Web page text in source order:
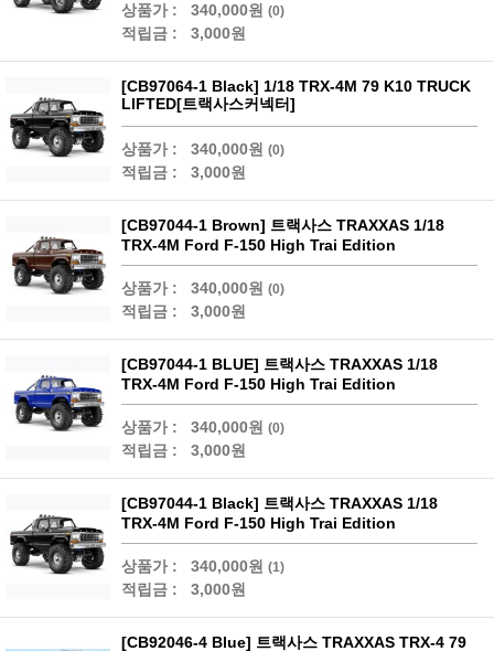
상품가 : 340,000원 (0)
적립금 : 3,000원
[CB97064-1 Black] 1/18 TRX-4M 79 K10 TRUCK
LIFTED[트랙사스커넥터]
상품가 : 340,000원 (0)
적립금 : 3,000원
[CB97044-1 Brown] 트랙사스 TRAXXAS 1/18
TRX-4M Ford F-150 High Trai Edition
상품가 : 340,000원 (0)
적립금 : 3,000원
[CB97044-1 BLUE] 트랙사스 TRAXXAS 1/18
TRX-4M Ford F-150 High Trai Edition
상품가 : 340,000원 (0)
적립금 : 3,000원
[CB97044-1 Black] 트랙사스 TRAXXAS 1/18
TRX-4M Ford F-150 High Trai Edition
상품가 : 340,000원 (1)
적립금 : 3,000원
[CB92046-4 Blue] 트랙사스 TRAXXAS TRX-4 79